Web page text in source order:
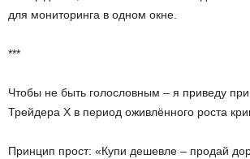
для мониторинга в одном окне.
***
Чтобы не быть голословным – я приведу
Трейдера X в период оживлённого роста
Принцип прост: «Купи дешевле – продай